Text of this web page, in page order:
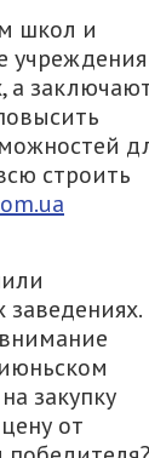
школ и
а
строить
закупку
от